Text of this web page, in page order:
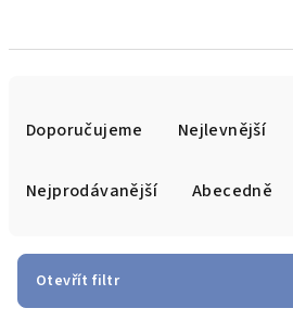
r
Doporučujeme Nejlevnější
Nejprodávanější Abecedně
Otevřít filtr